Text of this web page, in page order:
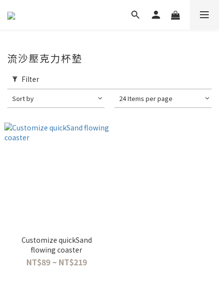
流沙壓克力杯墊
Filter
Sort by 24 Items per page
Customize quickSand
flowing coaster
NT$89 ~ NT$219